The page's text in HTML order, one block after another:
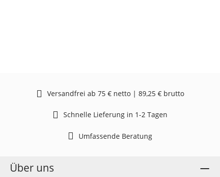
Versandfrei ab 75 € netto | 89,25 € brutto
Schnelle Lieferung in 1-2 Tagen
Umfassende Beratung
Über uns